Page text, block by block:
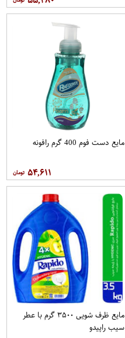
مایع دست فوم 400 گرم رافونه
۵۴,۶۱۱
مایع ظرف شویی ۳۵۰۰ گرم با عطر
سیب راپیدو